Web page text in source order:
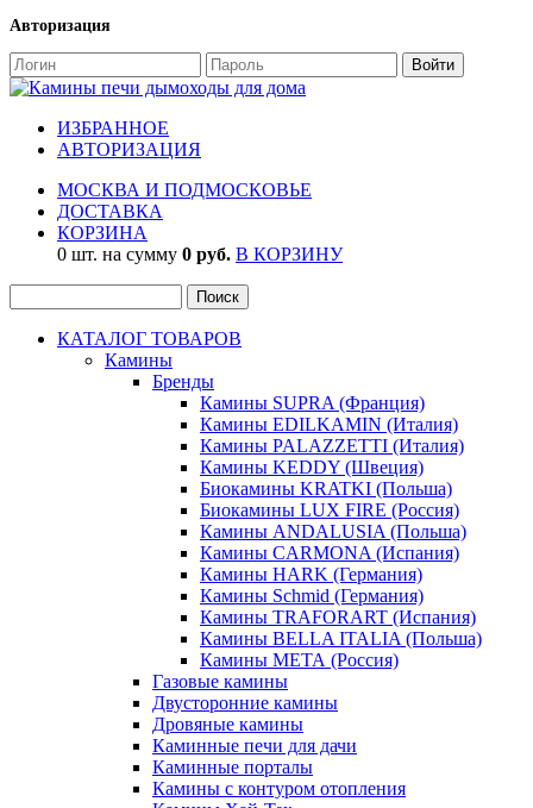
Авторизация
ИЗБРАННОЕ
АВТОРИЗАЦИЯ
МОСКВА И ПОДМОСКОВЬЕ
ДОСТАВКА
КОРЗИНА
0 шт. на сумму 0 руб. В КОРЗИНУ
КАТАЛОГ ТОВАРОВ
Камины
Бренды
Камины SUPRA (Франция)
Камины EDILKAMIN (Италия)
Камины PALAZZETTI (Италия)
Камины KEDDY (Швеция)
Биокамины KRATKI (Польша)
Биокамины LUX FIRE (Россия)
Камины ANDALUSIA (Польша)
Камины CARMONA (Испания)
Камины HARK (Германия)
Камины Schmid (Германия)
Камины TRAFORART (Испания)
Камины BELLA ITALIA (Польша)
Камины МЕТА (Россия)
Газовые камины
Двусторонние камины
Дровяные камины
Каминные печи для дачи
Каминные порталы
Камины с контуром отопления